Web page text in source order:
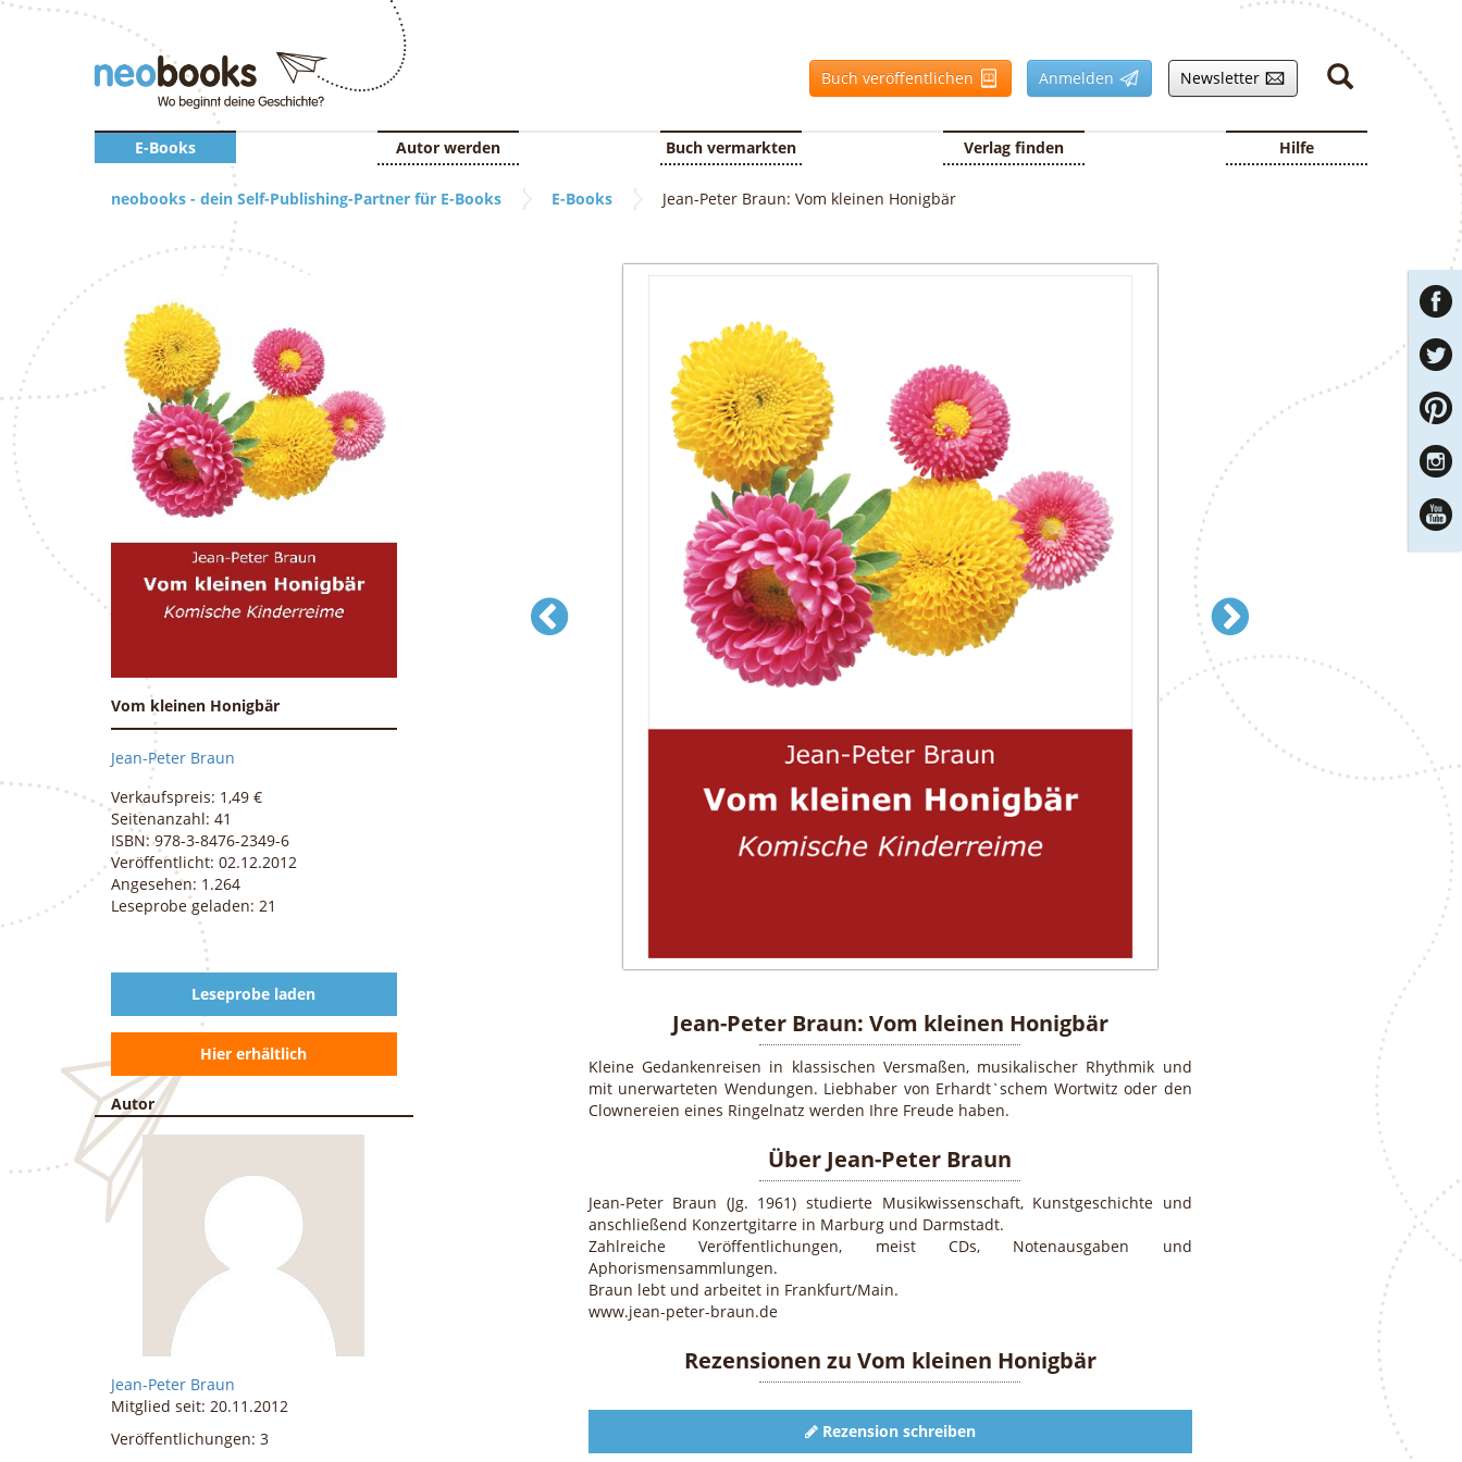
Buch veröffentlichen Anmelden Newsletter
E-Books Autor werden Buch vermarkten Verlag finden Hilfe
neobooks - dein Self-Publishing-Partner für E-Books E-Books Jean-Peter Braun: Vom kleinen Honigbär
Jean-Peter Braun: Vom kleinen Honigbär
Kleine Gedankenreisen in klassischen Versmaßen, musikalischer Rhythmik und
mit unerwarteten Wendungen. Liebhaber von Erhardt`schem Wortwitz oder den
Clownereien eines Ringelnatz werden Ihre Freude haben.
Über Jean-Peter Braun
Jean-Peter Braun (Jg. 1961) studierte Musikwissenschaft, Kunstgeschichte und
anschließend Konzertgitarre in Marburg und Darmstadt.
Zahlreiche Veröffentlichungen, meist CDs, Notenausgaben und
Aphorismensammlungen.
Braun lebt und arbeitet in Frankfurt/Main.
www.jean-peter-braun.de
Rezensionen zu Vom kleinen Honigbär
Rezension schreiben
Vom kleinen Honigbär
Jean-Peter Braun
Verkaufspreis: 1,49 €
Seitenanzahl: 41
ISBN: 978-3-8476-2349-6
Veröffentlicht: 02.12.2012
Angesehen: 1.264
Leseprobe geladen: 21
Leseprobe laden
Hier erhältlich
Autor
Jean-Peter Braun
Mitglied seit: 20.11.2012
Veröffentlichungen: 3